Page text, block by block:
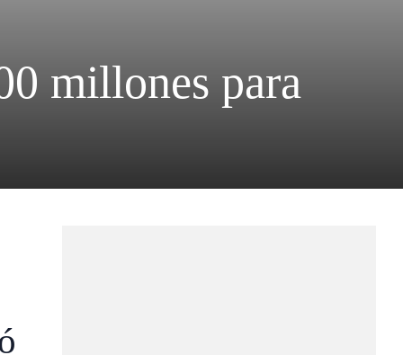
millones para